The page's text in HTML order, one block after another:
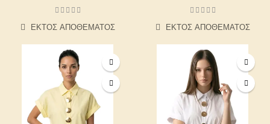
ΕΚΤΌΣ ΑΠΟΘΈΜΑΤΟΣ ΕΚΤΌΣ ΑΠΟΘΈΜΑΤΟΣ